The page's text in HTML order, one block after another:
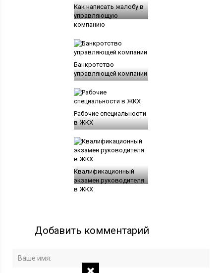
Как написать жалобу в
управляющую
компанию
Банкротство
управляющей компании
Рабочие специальности
в ЖКХ
Квалификационный
экзамен руководителя
в ЖКХ
Добавить комментарий